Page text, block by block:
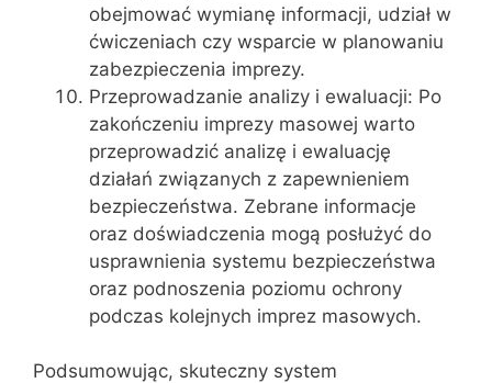
obejmować wymianę informacji, udział w
ćwiczeniach czy wsparcie w planowaniu
zabezpieczenia imprezy.
Przeprowadzanie analizy i ewaluacji: Po
zakończeniu imprezy masowej warto
przeprowadzić analizę i ewaluację
działań związanych z zapewnieniem
bezpieczeństwa. Zebrane informacje
oraz doświadczenia mogą posłużyć do
usprawnienia systemu bezpieczeństwa
oraz podnoszenia poziomu ochrony
podczas kolejnych imprez masowych.
Podsumowując, skuteczny system